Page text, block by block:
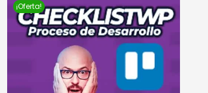
¡Oferta!